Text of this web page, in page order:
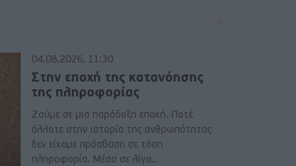
04.08.2026, 11:30
Στην εποχή της κατανόησης
της πληροφορίας
Ζούμε σε μια παράδοξη εποχή. Ποτέ
άλλοτε στην ιστορία της ανθρωπότητας
δεν είχαμε πρόσβαση σε τόση
πληροφορία. Μέσα σε λίγα..